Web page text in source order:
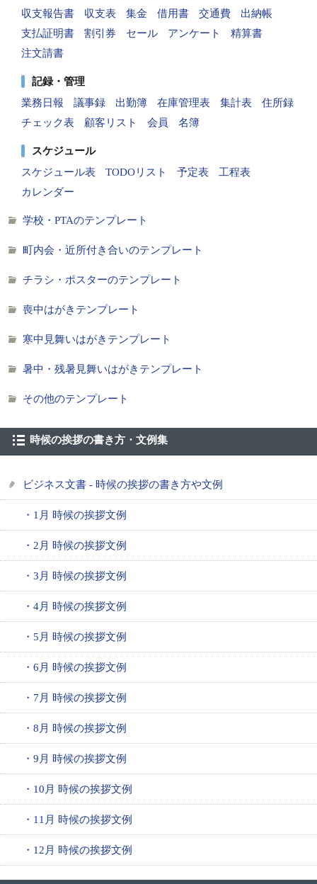
収支報告書
収支表 集金 借用書 交通費
出納帳
支払証明書
割引券 セール アンケート
精算書
注文請書
記録・管理
業務日報
議事録 出勤簿 在庫管理表 集計表
住所録
チェック表
顧客リスト 会員 名簿
スケジュール
スケジュール表
TODOリスト 予定表
工程表
カレンダー
学校・PTAのテンプレート
町内会・近所付き合いのテンプレート
チラシ・ポスターのテンプレート
喪中はがきテンプレート
寒中見舞いはがきテンプレート
暑中・残暑見舞いはがきテンプレート
その他のテンプレート
時候の挨拶の書き方・文例集
ビジネス文書 - 時候の挨拶の書き方や文例
・1月 時候の挨拶文例
・2月 時候の挨拶文例
・3月 時候の挨拶文例
・4月 時候の挨拶文例
・5月 時候の挨拶文例
・6月 時候の挨拶文例
・7月 時候の挨拶文例
・8月 時候の挨拶文例
・9月 時候の挨拶文例
・10月 時候の挨拶文例
・11月 時候の挨拶文例
・12月 時候の挨拶文例